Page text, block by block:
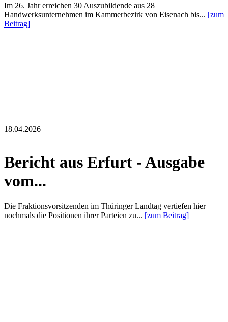
Im 26. Jahr erreichen 30 Auszubildende aus 28
Handwerksunternehmen im Kammerbezirk von Eisenach bis... [zum
Beitrag]
18.04.2026
Bericht aus Erfurt - Ausgabe
vom...
Die Fraktionsvorsitzenden im Thüringer Landtag vertiefen hier
nochmals die Positionen ihrer Parteien zu... [zum Beitrag]